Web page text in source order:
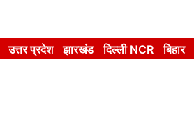
उत्तर प्रदेश झारखंड दिल्ली NCR बिहार